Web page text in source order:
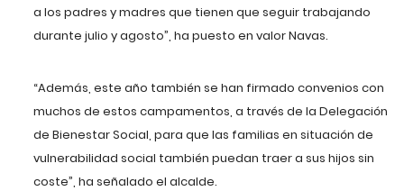
a los padres y madres que tienen que seguir trabajando
durante julio y agosto”, ha puesto en valor Navas.
“Además, este año también se han firmado convenios con
muchos de estos campamentos, a través de la Delegación
de Bienestar Social, para que las familias en situación de
vulnerabilidad social también puedan traer a sus hijos sin
coste”, ha señalado el alcalde.